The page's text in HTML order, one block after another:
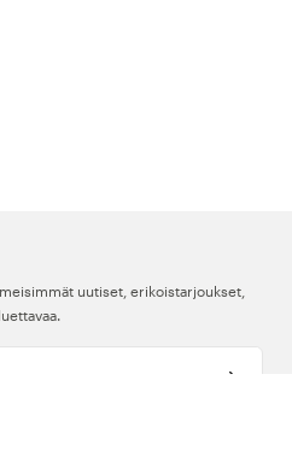
uutiset, erikoistarjoukset,